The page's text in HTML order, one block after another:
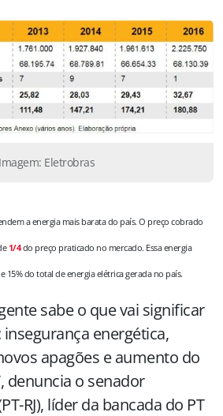
Imagem: Eletrobras
a energia mais barata do país. O preço cobrado
1/4do preço praticado no mercado. Essa energia
15% do total de energia elétrica gerada no país.
sabe o que vai significar
energética,
apagões e aumento do
denuncia o senador
RJ), líder da bancada do PT